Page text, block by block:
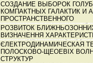
СОЗДАНИЕ ВЫБОРОК
КОМПАКТНЫХ ГАЛАКТИК И
ПРОСТРАНСТВЕННОГО
РОЗВИТОК
ВИЗНАЧЕННЯ
ЄЛЕКТРОДИНАМИЧЕСКАЯ
ПОЛОСКОВО-ЩЕОЕВІХ
СТРУКТУР